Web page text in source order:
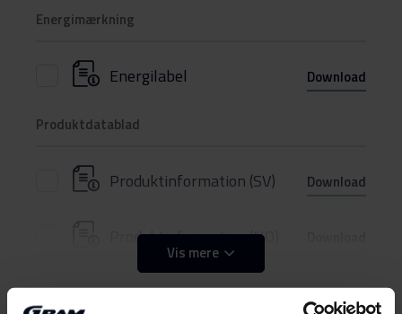
Energimærkning
Energilabel Download
Produktdatablad
Produktinformation (SV) Download
Produktinformation (NO)
Produktinformation (FI) Download
Vis mere